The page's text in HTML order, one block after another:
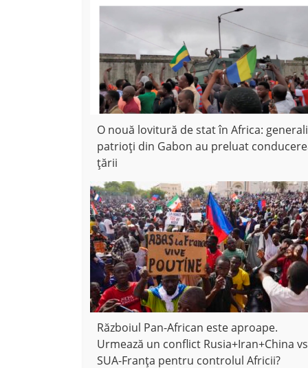
O nouă lovitură de stat în Africa:
patrioți din Gabon au preluat
țării
Războiul Pan-African este aproape.
Urmează un conflict Rusia+Iran+China vs
SUA-Franța pentru controlul Africii?